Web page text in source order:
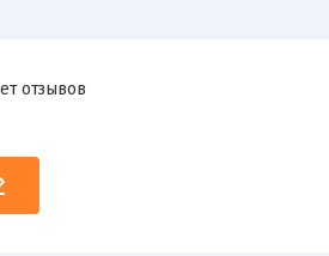
отзывов